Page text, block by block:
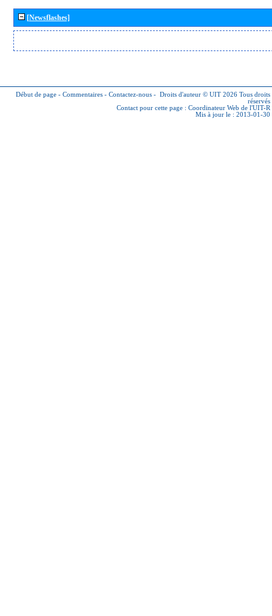
[Newsflashes]
Début de page - Commentaires - Contactez-nous - Droits d'auteur © UIT 2026 Tous droits
réservés
Contact pour cette page : Coordinateur Web de l'UIT-R
Mis à jour le : 2013-01-30